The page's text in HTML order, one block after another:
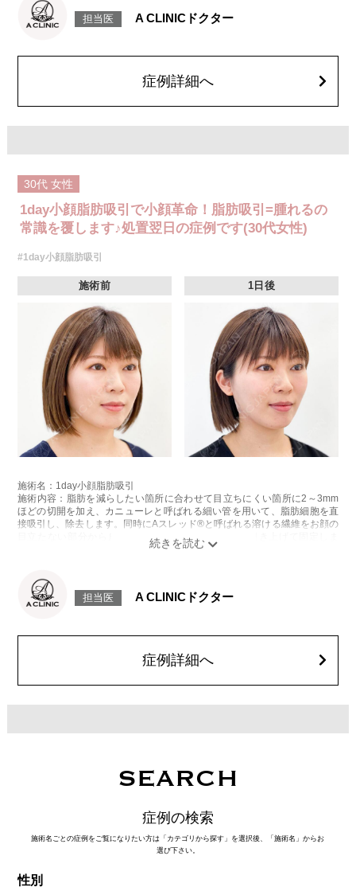
感などが術後一時的に生じることがございます。また、稀に貧血、細菌感
染症、左右差、施術箇所の知覚鈍麻、ぼこつき、硬結、瘢痕化、色素沈
顔の脂肪吸引箇所の追加 1ヶ所ごと+162,800円(税込)
オプション：笑気麻酔 3,300円(税込)
担当医 A CLINICドクター
症例詳細へ
30代 女性
1day小顔脂肪吸引で小顔革命！脂肪吸引=腫れるの
常識を覆します♪処置翌日の症例です(30代女性)
#1day小顔脂肪吸引
施術前 1日後
施術名：1day小顔脂肪吸引
施術内容：脂肪を減らしたい箇所に合わせて目立ちにくい箇所に2～3mm
ほどの切開を加え、カニューレと呼ばれる細い管を用いて、脂肪細胞を直
接吸引し、除去します。同時にAスレッド®と呼ばれる溶ける繊維をお顔の
目立たない部分から皮下へ挿入し、皮膚を内側から引き上げて固定しま
感などが術後一時的に生じることがございます。また、稀に貧血、細菌感
染症、左右差、施術箇所の知覚鈍麻、ぼこつき、硬結、瘢痕化、色素沈
顔の脂肪吸引箇所の追加 1ヶ所ごと+162,800円(税込)
オプション：笑気麻酔 3,300円(税込)
担当医 A CLINICドクター
症例詳細へ
SEARCH
症例の検索
施術名ごとの症例をご覧になりたい方は「カテゴリから探す」を選択後、「施術名」からお
選び下さい。
性別